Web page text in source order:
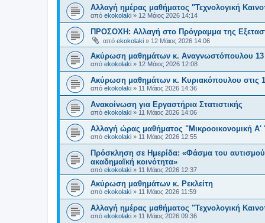
Αλλαγή ημέρας μαθήματος "Τεχνολογική
από ekokolaki » 12 Μάιος 2026 14:14
ΠΡΟΣΟΧΗ: Αλλαγή στο Πρόγραμμα της
από ekokolaki » 12 Μάιος 2026 14:06
Ακύρωση μαθημάτων κ. Αναγνωστόπουλου 13
από ekokolaki » 12 Μάιος 2026 12:08
Ακύρωση μαθημάτων κ. Κυριακόπουλου στις
από ekokolaki » 11 Μάιος 2026 14:36
Ανακοίνωση για Εργαστήρια Στατιστικής
από ekokolaki » 11 Μάιος 2026 14:06
Αλλαγή ώρας μαθήματος "Μικροοικονομική Α'
από ekokolaki » 11 Μάιος 2026 12:55
Πρόσκληση σε Ημερίδα: «Φάσμα του
ακαδημαϊκή κοινότητα»
από ekokolaki » 11 Μάιος 2026 12:37
Ακύρωση μαθημάτων κ. Ρεκλείτη
από ekokolaki » 11 Μάιος 2026 11:59
Αλλαγή ημέρας μαθήματος "Τεχνολογική
από ekokolaki » 11 Μάιος 2026 09:36